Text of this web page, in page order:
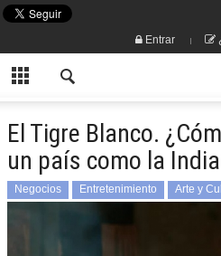
Entrar
El Tigre Blanco.
un país como la
Negocios Entretenimiento Arte y